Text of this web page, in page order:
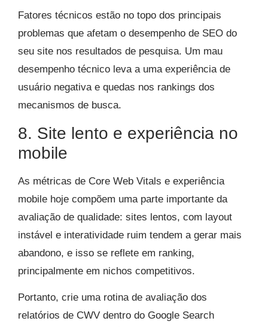
Fatores técnicos estão no topo dos principais
problemas que afetam o desempenho de SEO do
seu site nos resultados de pesquisa. Um mau
desempenho técnico leva a uma experiência de
usuário negativa e quedas nos rankings dos
mecanismos de busca.
8. Site lento e experiência no
mobile
As métricas de Core Web Vitals e experiência
mobile hoje compõem uma parte importante da
avaliação de qualidade: sites lentos, com layout
instável e interatividade ruim tendem a gerar mais
abandono, e isso se reflete em ranking,
principalmente em nichos competitivos.
Portanto, crie uma rotina de avaliação dos
relatórios de CWV dentro do Google Search